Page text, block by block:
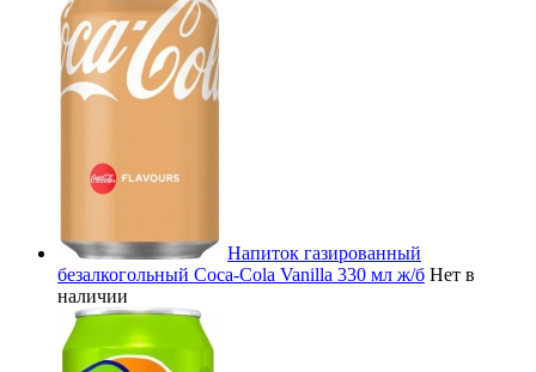
Напиток газированный
безалкогольный Coca-Cola Vanilla 330 мл ж/б Нет в
наличии